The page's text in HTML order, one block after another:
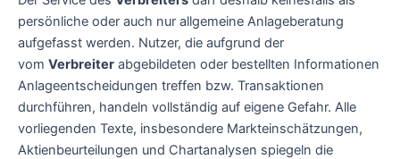
persönliche oder auch nur allgemeine Anlageberatung
aufgefasst werden. Nutzer, die aufgrund der
vom Verbreiter abgebildeten oder bestellten Informationen
Anlageentscheidungen treffen bzw. Transaktionen
durchführen, handeln vollständig auf eigene Gefahr. Alle
vorliegenden Texte, insbesondere Markteinschätzungen,
Aktienbeurteilungen und Chartanalysen spiegeln die